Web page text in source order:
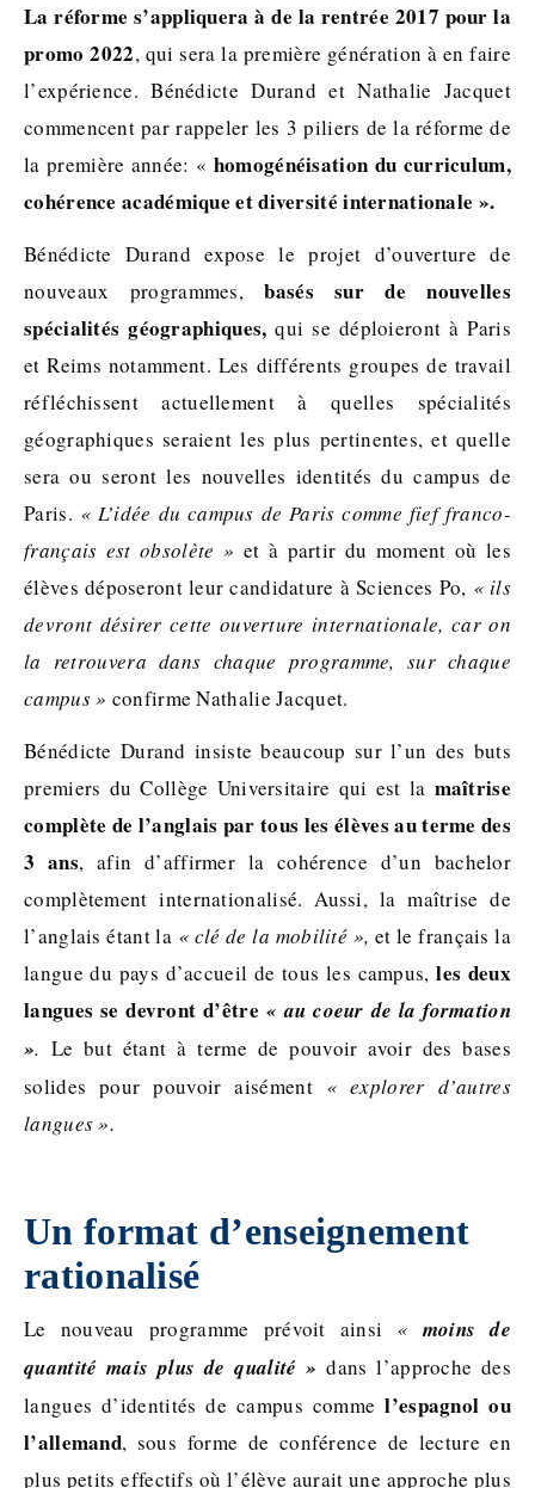
La réforme s’appliquera à de la rentrée 2017 pour la
promo 2022, qui sera la première génération à en faire
l’expérience. Bénédicte Durand et Nathalie Jacquet
commencent par rappeler les 3 piliers de la réforme de
la première année: « homogénéisation du curriculum,
cohérence académique et diversité internationale ».
Bénédicte Durand expose le projet d’ouverture de
nouveaux programmes,basés sur de nouvelles
spécialités géographiques,qui se déploieront à Paris
et Reims notamment. Les différents groupes de travail
réfléchissent actuellement à quelles spécialités
géographiques seraient les plus pertinentes, et quelle
sera ou seront les nouvelles identités du campus de
Paris. « L’idée du campus de Paris comme fief franco-
français est obsolète » et à partir du moment où les
élèves déposeront leur candidature à Sciences Po, « ils
devront désirer cette ouverture internationale, car on
la retrouvera dans chaque programme, sur chaque
campus » confirme Nathalie Jacquet.
Bénédicte Durand insiste beaucoup sur l’un des buts
premiers du Collège Universitaire qui est la maîtrise
complète de l’anglais par tous les élèves au terme des
3 ans, afin d’affirmer la cohérence d’un bachelor
complètement internationalisé. Aussi, la maîtrise de
l’anglais étant la « clé de la mobilité », et le français la
langue du pays d’accueil de tous les campus,les deux
langues se devront d’être « au coeur de la formation
». Le but étant à terme de pouvoir avoir des bases
solides pour pouvoir aisément« explorer d’autres
langues ».
Un format d’enseignement
rationalisé
Le nouveau programme prévoit ainsi «moins de
quantité mais plus de qualité » dans l’approche des
langues d’identités de campus commel’espagnol ou
l’allemand, sous forme de conférence de lecture en
plus petits effectifs où l’élève aurait une approche plus